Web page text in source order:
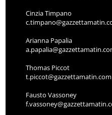
Cinzia Timpano
Arianna Papalia
Thomas Piccot
t.piccot@gazzettamatin.com
Fausto Vassoney